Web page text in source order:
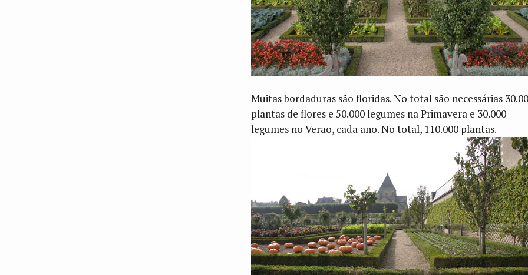
Muitas bordaduras são floridas. No total são necessárias
plantas de flores e 50.000 legumes na Primavera e 30.000
legumes no Verão, cada ano. No total, 110.000 plantas.